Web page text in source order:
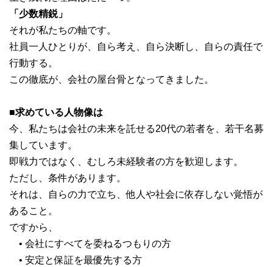
「少数精鋭」
それが私たちの軸です。
社員一人ひとりが、自ら考え、自ら決断し、自らの責任で
行動する。
この徹底が、会社の屋台骨となってきました。
■求めている人物像は
今、私たちは会社の未来を託せる20代の若者を、若干名募
集しています。
即戦力ではなく、むしろ未経験者の方を歓迎します。
ただし、条件があります。
それは、自らの力で立ち、他人や社会に依存しない覚悟が
あること。
ですから、
• 会社にすべてを委ねるつもりの方
• 安定と保証を最優先する方